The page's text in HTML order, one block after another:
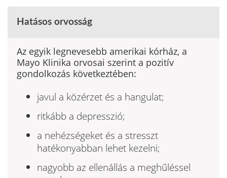
Hatásos orvosság
Az egyik legnevesebb amerikai kórház, a
Mayo Klinika orvosai szerint a pozitív
gondolkozás következtében:
javul a közérzet és a hangulat;
ritkább a depresszió;
a nehézségeket és a stresszt
hatékonyabban lehet kezelni;
nagyobb az ellenállás a meghűléssel